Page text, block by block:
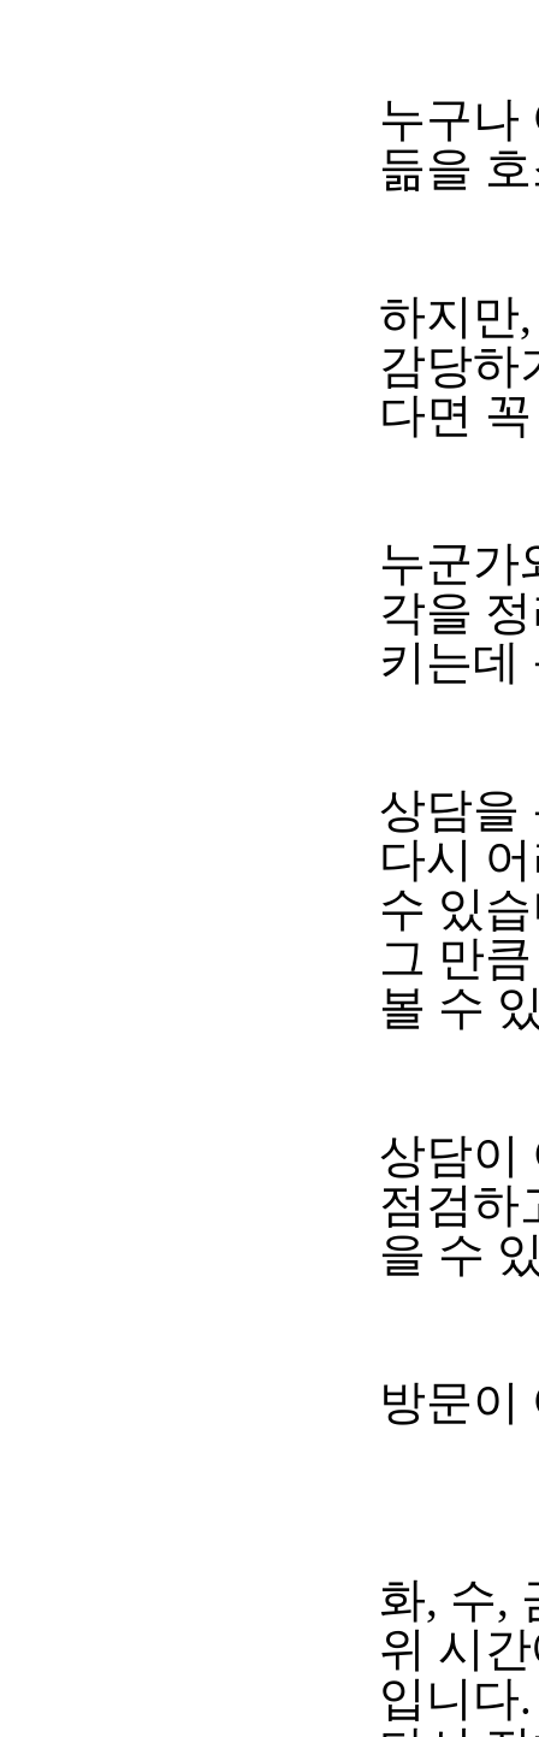
누구나
듦을
하지만
감당하
다면
누군가
각을
키는데
상담을
다시
수 있
그 만
볼 수
상담이
점검하
을 수
방문이
화, 수,
위 시
입니다.